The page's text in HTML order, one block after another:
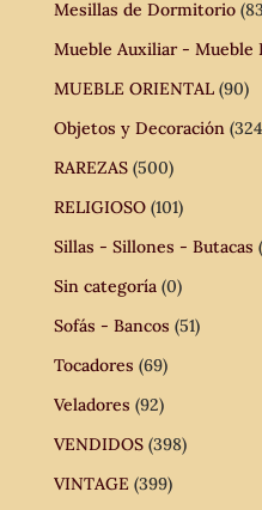
Mesillas de Dormitorio
Mueble Auxiliar - Mueble
MUEBLE ORIENTAL (90)
Objetos y Decoración
RAREZAS (500)
RELIGIOSO (101)
Sillas - Sillones - Butacas
Sin categoría (0)
Sofás - Bancos (51)
Tocadores (69)
Veladores (92)
VENDIDOS (398)
VINTAGE (399)